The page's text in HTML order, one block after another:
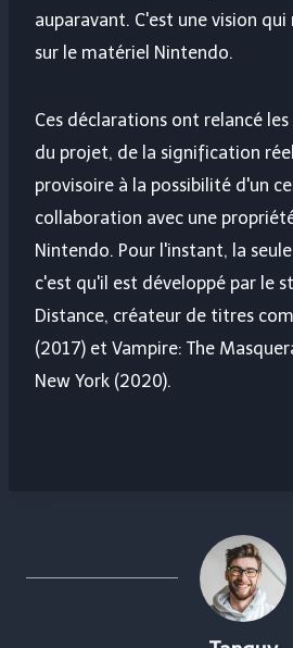
auparavant. C'est une vision
sur le matériel Nintendo.
Ces déclarations ont relancé
du projet, de la signification
provisoire à la possibilité d'un
collaboration avec une
Nintendo. Pour l'instant, la
c'est qu'il est développé par le
Distance, créateur de titres
(2017) et Vampire: The
New York (2020).